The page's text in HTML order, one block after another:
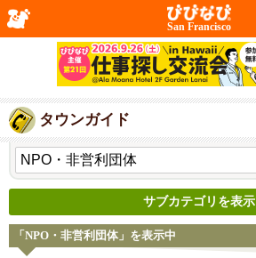
San Francisco
タウンガイド
サブカテゴリを表示
「NPO・非営利団体」を表示中